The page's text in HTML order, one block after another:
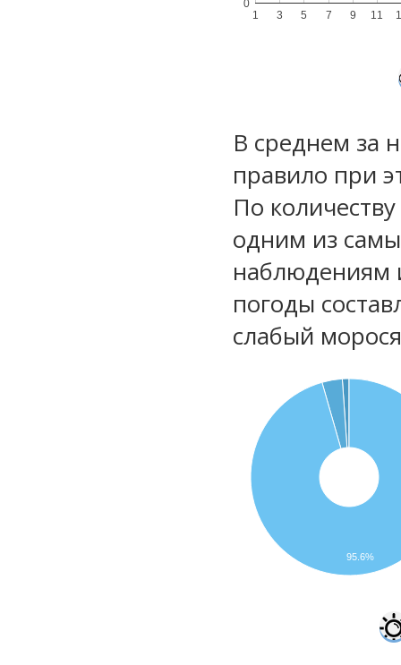
1 3 5 7 9 11
0
В среднем за
правило при
По
одним из
наблюдениям
погоды
слабый
95.6%